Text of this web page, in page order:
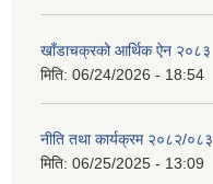
खाँडाचक्रको आर्थिक ऐन २०८३
मिति: 06/24/2026 - 18:54
नीति तथा कार्यक्रम २०८२/०८३
मिति: 06/25/2025 - 13:09